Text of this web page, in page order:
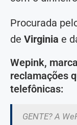
Procurada
de Virginia e
Wepink,
reclamações
telefônicas:
GENTE? A